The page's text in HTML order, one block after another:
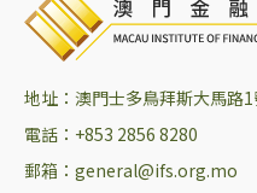
地址：澳門士多鳥拜斯大馬路
電話：+853 2856 8280
郵箱：general@ifs.org.mo